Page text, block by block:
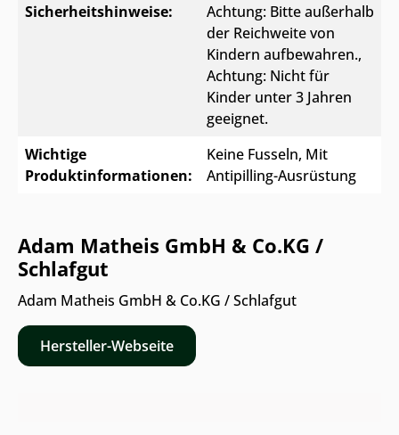
Sicherheitshinweise:
Achtung: Bitte außerhalb
der Reichweite von
Kindern aufbewahren.,
Achtung: Nicht für
Kinder unter 3 Jahren
geeignet.
Wichtige
Produktinformationen:
Keine Fusseln, Mit
Antipilling-Ausrüstung
Adam Matheis GmbH & Co.KG /
Schlafgut
Adam Matheis GmbH & Co.KG / Schlafgut
Hersteller-Webseite